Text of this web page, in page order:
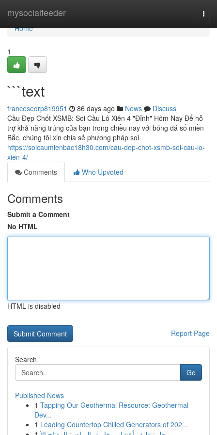
mysocialfeeder
Home
Home
1
```text
francesedrp819951 86 days ago News
Discuss
Cầu Đẹp Chốt XSMB: Soi Cầu Lô Xiên 4 "Đỉnh" Hôm Nay Để hỗ
trợ khả năng trúng của bạn trong chiều nay với bóng đá số miền
Bắc, chúng tôi xin chia sẻ phương pháp soi
https://soicaumienbac18h30.com/cau-dep-chot-xsmb-soi-cau-lo-
xien-4/
Comments
Who Upvoted
Comments
Submit a Comment
No HTML
HTML is disabled
Report Page
Search
Go
Published News
1 Tapping Our Geothermal Resource: Geothermal
Dev...
1 Leading Countertop Chilled Generators of 202...